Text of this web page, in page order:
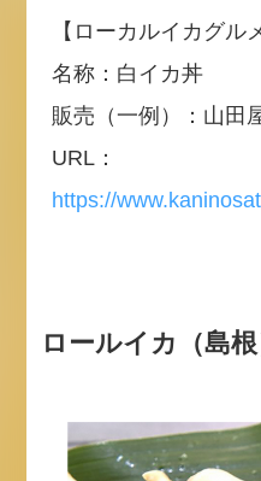
【ローカルイカグル
名称：白イカ丼
販売（一例）：山田
URL：
https://
ロールイカ（島根